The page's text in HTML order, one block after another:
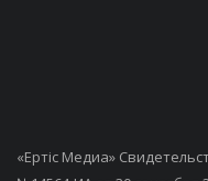
«Ертiс Медиа»